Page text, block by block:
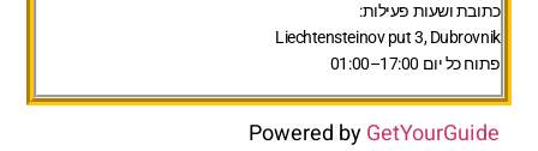
כתובת ושעות פעילות:
Liechtensteinov put 3, Dubrovnik
פתוח כל יום 17:00–01:00
Powered byGetYourGuide